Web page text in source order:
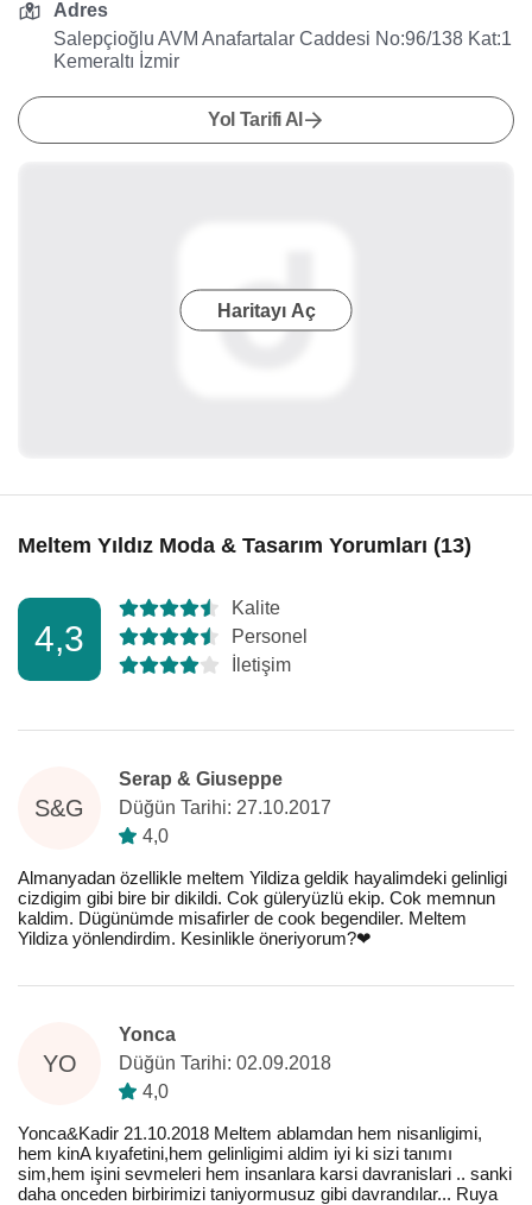
Adres
Salepçioğlu AVM Anafartalar Caddesi No:96/138 Kat:1
Kemeraltı İzmir
Yol Tarifi Al
Haritayı Aç
Meltem Yıldız Moda & Tasarım Yorumları (13)
4,3
Kalite
Personel
İletişim
S&G
Serap & Giuseppe
Düğün Tarihi: 27.10.2017
4,0
Almanyadan özellikle meltem Yildiza geldik hayalimdeki gelinligi
cizdigim gibi bire bir dikildi. Cok güleryüzlü ekip. Cok memnun
kaldim. Dügünümde misafirler de cook begendiler. Meltem
Yildiza yönlendirdim. Kesinlikle öneriyorum?❤
YO
Yonca
Düğün Tarihi: 02.09.2018
4,0
Yonca&Kadir 21.10.2018 Meltem ablamdan hem nisanligimi,
hem kinA kıyafetini,hem gelinligimi aldim iyi ki sizi tanımı
sim,hem işini sevmeleri hem insanlara karsi davranislari .. sanki
daha onceden birbirimizi taniyormusuz gibi davrandılar... Ruya